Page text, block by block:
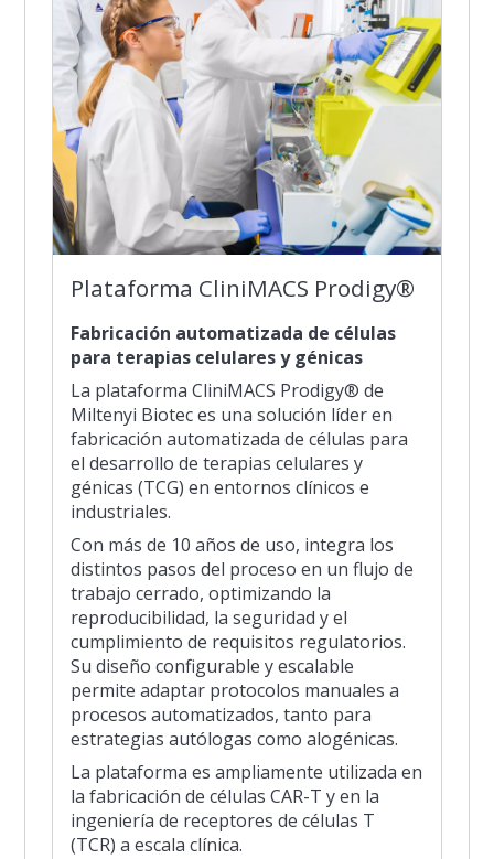
Plataforma CliniMACS Prodigy®
Fabricación automatizada de células
para terapias celulares y génicas
La plataforma CliniMACS Prodigy® de
Miltenyi Biotec es una solución líder en
fabricación automatizada de células para
el desarrollo de terapias celulares y
génicas (TCG) en entornos clínicos e
industriales.
Con más de 10 años de uso, integra los
distintos pasos del proceso en un flujo de
trabajo cerrado, optimizando la
reproducibilidad, la seguridad y el
cumplimiento de requisitos regulatorios.
Su diseño configurable y escalable
permite adaptar protocolos manuales a
procesos automatizados, tanto para
estrategias autólogas como alogénicas.
La plataforma es ampliamente utilizada en
la fabricación de células CAR-T y en la
ingeniería de receptores de células T
(TCR) a escala clínica.